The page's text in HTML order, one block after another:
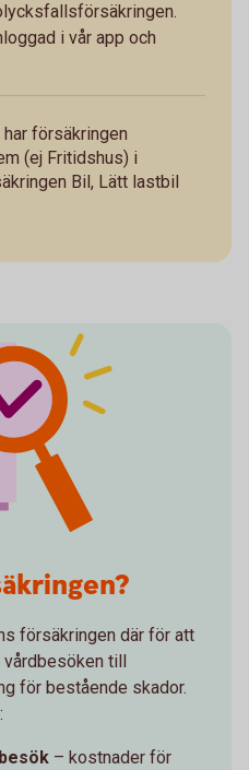
i vår app och
försäkringen
(ej Fritidshus) i
Bil, Lätt lastbil
försäkringen där för att
till
för bestående skador.
– kostnader för